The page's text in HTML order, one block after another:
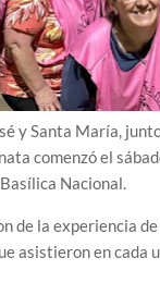
y Santa María,
comenzó el
Nacional.
la experiencia
asistieron en cada